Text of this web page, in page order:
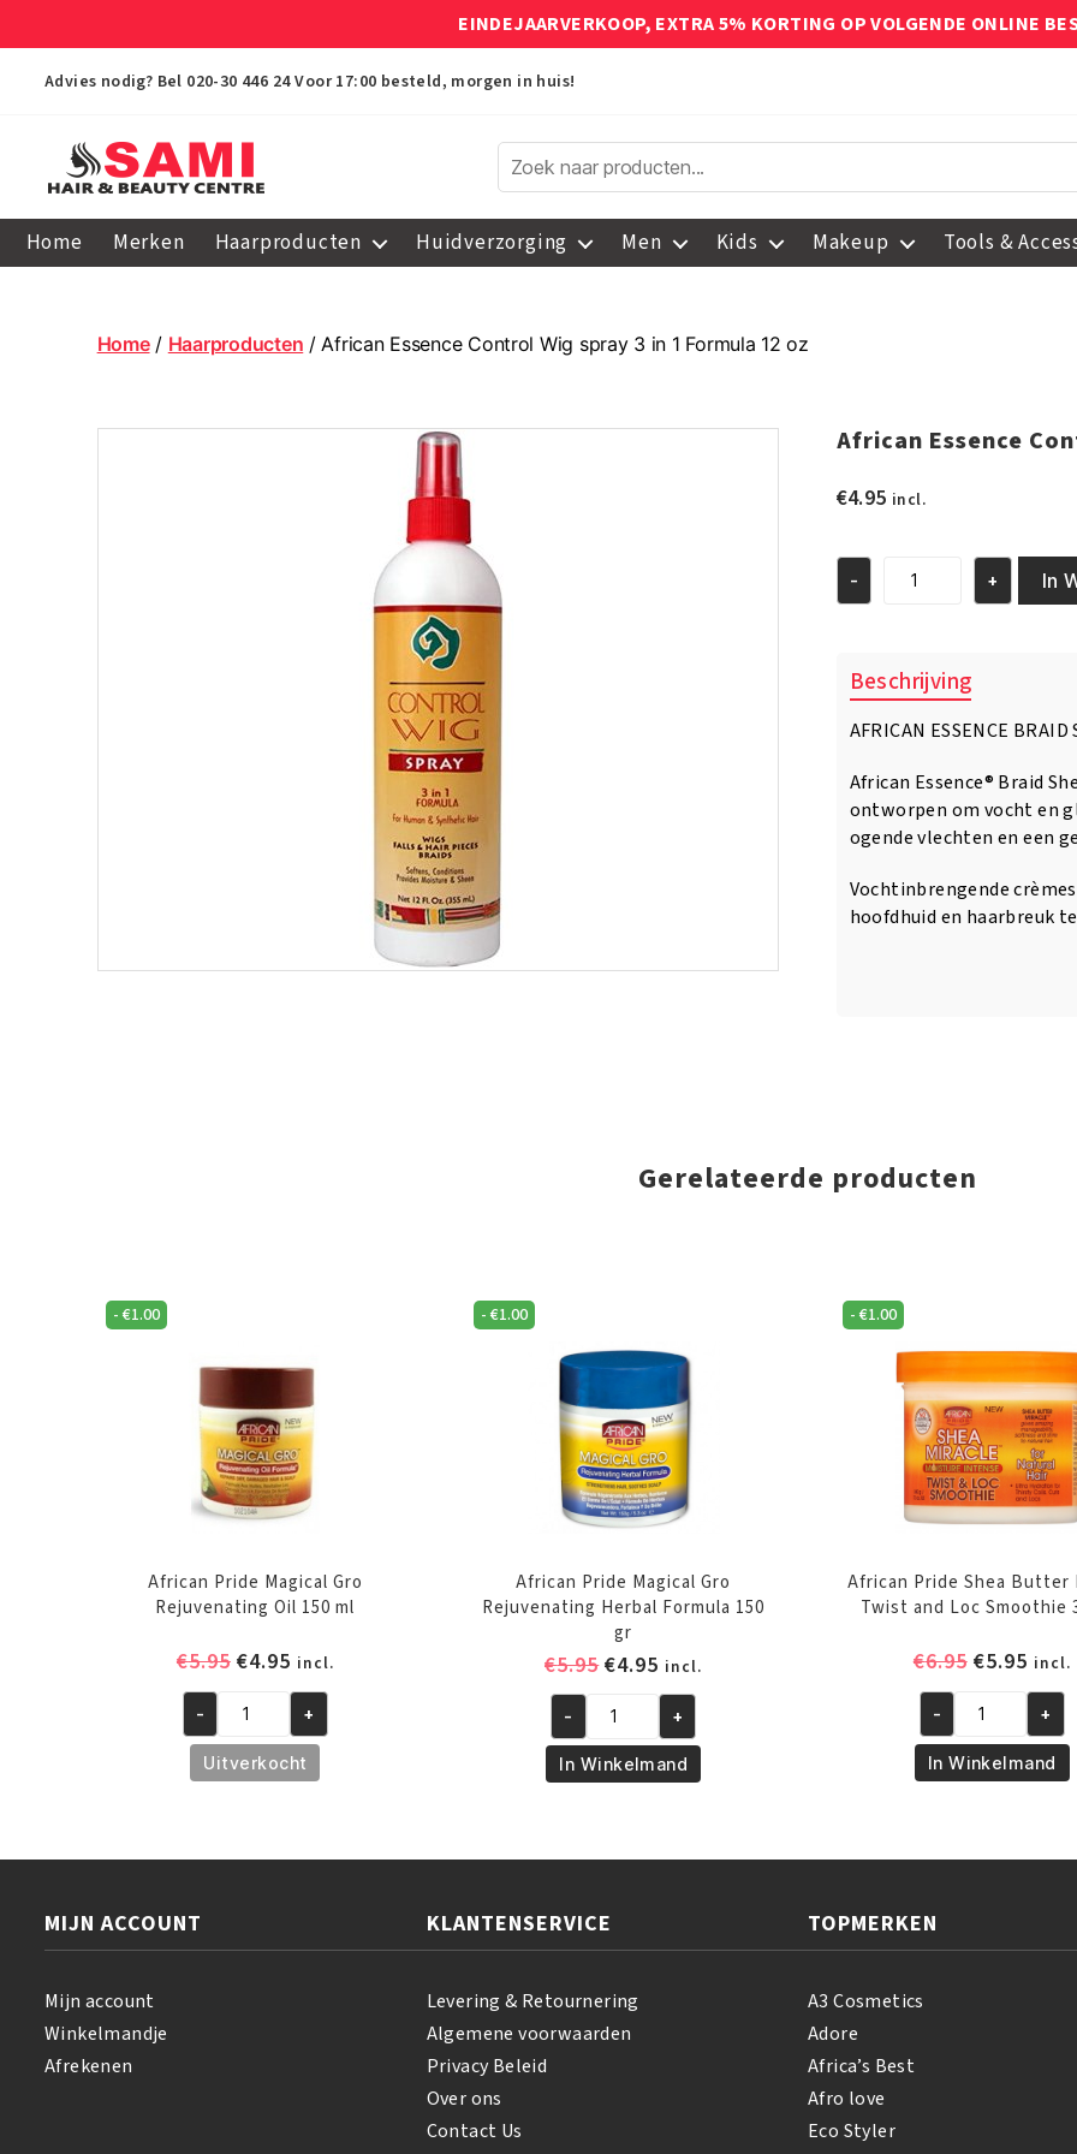
EINDEJAARVERKOOP, EXTRA 5% KORTING OP VOLGENDE ONLINE
Advies nodig? Bel 020-30 446 24 Voor 17:00 besteld, morgen in huis!
Hair
Centre
Home Merken Haarproducten Huidverzorging Men Kids Makeup Tools &
Home/ Haarproducten / African Essence Control Wig spray 3 in 1 Formula 12 oz
African Essence
€4.95 incl.
African
spray
Formula
12
oz
aantal
- + In
Beschrijving
AFRICAN ESSENCE
African Essence® Braid
ontworpen om vocht en
ogende vlechten en een
Vochtinbrengende
hoofdhuid en haarbreuk
Gerelateerde producten
- €1.00
African Pride Magical Gro
Rejuvenating Oil 150 ml
€5.95 Oorspronkelijke
was:
€5.95.
€4.95Huidige
prijs
is:
€4.95.
incl.
African
Pride
Magical
ml
aantal
- +
Uitverkocht
-€1.00
African Pride Magical Gro
Rejuvenating Herbal Formula 150
gr
€5.95Oorspronkelijke
was:
€5.95.
€4.95 Huidige
prijs
is:
€4.95.
incl.
African
Pride
Magical
150
gr
- +
In Winkelmand
- €1.00
African Pride Shea Butter
Twist and Loc Smoothie
€6.95
was:
€6.95.
€5.95
prijs
is:
incl.
African
Pride
Shea
Loc
Smoothie
gr
- +
In Winkelmand
MIJN ACCOUNT
Mijn account
Winkelmandje
Afrekenen
KLANTENSERVICE
Levering & Retournering
Algemene voorwaarden
Privacy Beleid
Over ons
Contact Us
TOPMERKEN
A3 Cosmetics
Adore
Africa’s Best
Afro love
Eco Styler